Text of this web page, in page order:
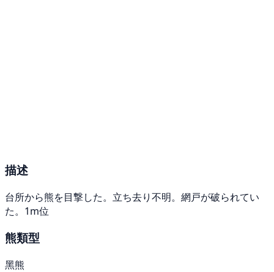
描述
台所から熊を目撃した。立ち去り不明。網戸が破られてい
た。1m位
熊類型
黑熊